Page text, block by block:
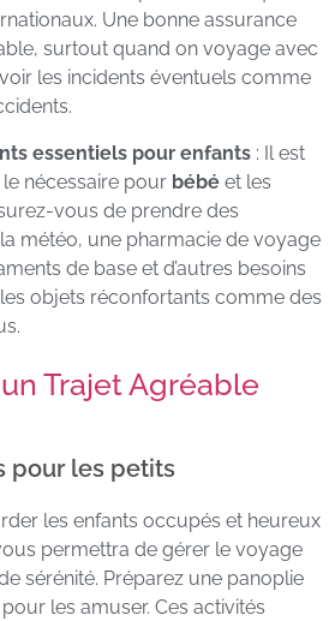
Une bonne assurance
surtout quand on voyage avec
les incidents éventuels comme
essentiels pour enfants : Il est
nécessaire pour bébé et les
vous de prendre des
météo, une pharmacie de voyage
de base et d’autres besoins
objets réconfortants comme des
Trajet Agréable
pour les petits
les enfants occupés et heureux
permettra de gérer le voyage
sérénité. Préparez une panoplie
pour les amuser. Ces activités